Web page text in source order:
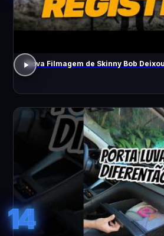
Nova Filmagem de Skinny Bob
14